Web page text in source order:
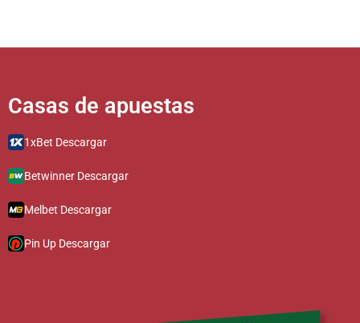
Casas de apuestas​​​​​​​​​
1xBet Descargar
Betwinner Descargar
Melbet Descargar
Pin Up Descargar